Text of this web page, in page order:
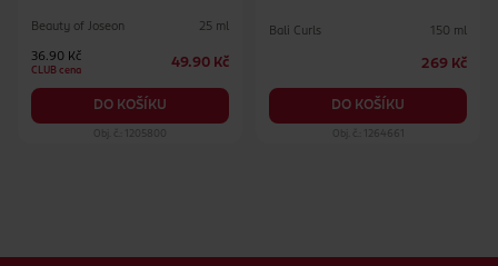
Beauty of Joseon 25 ml
36.90 Kč
CLUB cena
49.90 Kč
DO KOŠÍKU
Obj. č.: 1205800
Bali Curls 150 ml
269 Kč
DO KOŠÍKU
Obj. č.: 1264661